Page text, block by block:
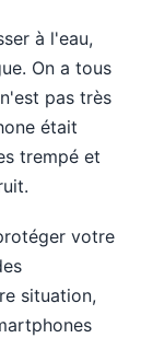
à l'eau,
On a tous
pas très
était
trempé et
votre
situation,